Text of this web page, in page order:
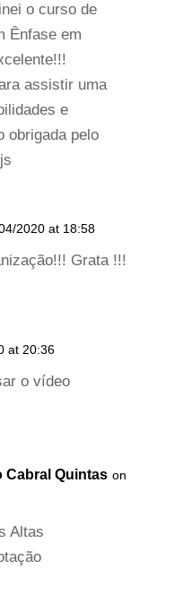
o curso de
Ênfase em
assistir uma
e
obrigada pelo
2020 at 18:58
Grata !!!
at 20:36
o vídeo
Cabral Quintas on
Altas